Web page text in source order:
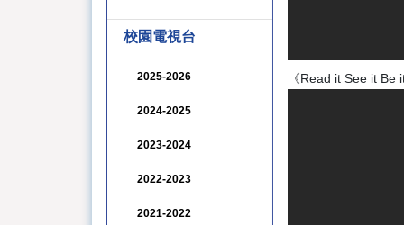
校園電視台
2025-2026
2024-2025
2023-2024
2022-2023
2021-2022
《Read it See it Be